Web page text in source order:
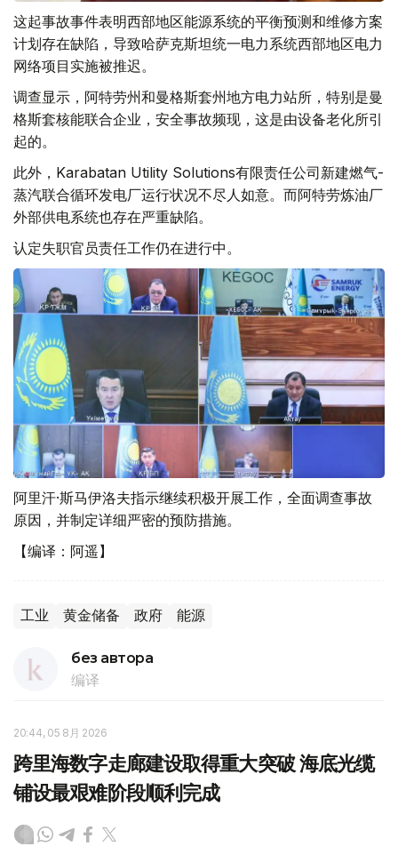
这起事故事件表明西部地区能源系统的平衡预测和维修方案
计划存在缺陷，导致哈萨克斯坦统一电力系统西部地区电力
网络项目实施被推迟。
调查显示，阿特劳州和曼格斯套州地方电力站所，特别是曼
格斯套核能联合企业，安全事故频现，这是由设备老化所引
起的。
此外，Karabatan Utility Solutions有限责任公司新建燃气-
蒸汽联合循环发电厂运行状况不尽人如意。而阿特劳炼油厂
外部供电系统也存在严重缺陷。
认定失职官员责任工作仍在进行中。
阿里汗·斯马伊洛夫指示继续积极开展工作，全面调查事故
原因，并制定详细严密的预防措施。
【编译：阿遥】
工业 黄金储备 政府 能源
без автора
编译
20:44, 05 8月 2026
跨里海数字走廊建设取得重大突破 海底光缆
铺设最艰难阶段顺利完成